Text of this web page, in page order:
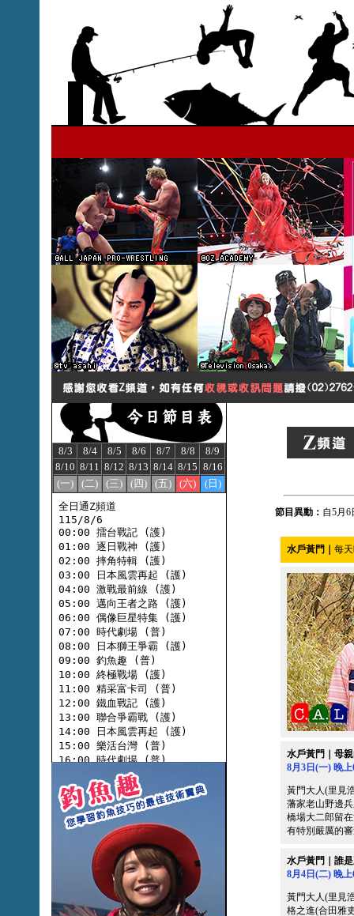
8/3 8/4 8/5 8/6 8/7 8/8
8/9
8/10 8/11 8/12 8/13 8/14 8/15 8/16
(一)
(二) (三) (四) (五) (六) (日)